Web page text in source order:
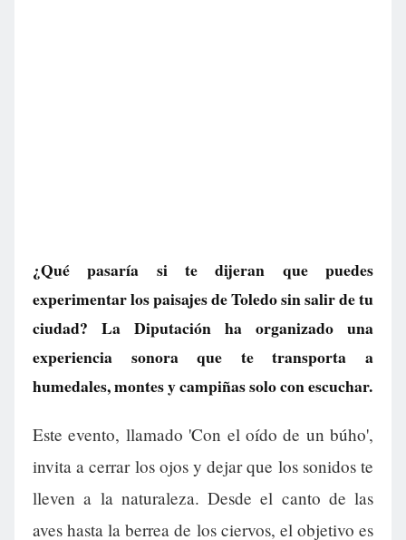
¿Qué pasaría si te dijeran que puedes
experimentar los paisajes de Toledo sin salir de tu
ciudad? La Diputación ha organizado una
experiencia sonora que te transporta a
humedales, montes y campiñas solo con escuchar.
Este evento, llamado 'Con el oído de un búho',
invita a cerrar los ojos y dejar que los sonidos te
lleven a la naturaleza. Desde el canto de las
aves hasta la berrea de los ciervos, el objetivo es